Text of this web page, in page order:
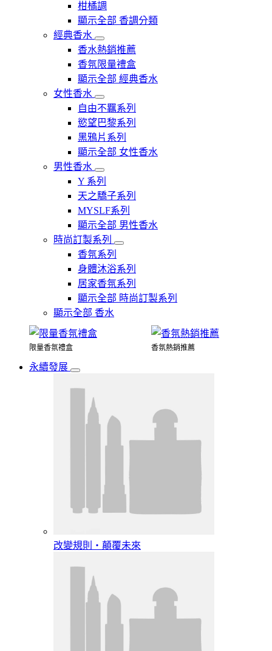
柑橘調
顯示全部 香調分類
經典香水
香水熱銷推薦
香氛限量禮盒
顯示全部 經典香水
女性香水
自由不羈系列
慾望巴黎系列
黑鴉片系列
顯示全部 女性香水
男性香水
Y 系列
天之驕子系列
MYSLF系列
顯示全部 男性香水
時尚訂製系列
香氛系列
身體沐浴系列
居家香氛系列
顯示全部 時尚訂製系列
顯示全部 香水
限量香氛禮盒 香氛熱銷推薦
永續發展
改變規則‧顛覆未來